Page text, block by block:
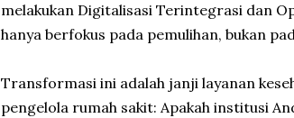
melakukan Digitalisasi Terintegrasi dan
hanya berfokus pada pemulihan, bukan
Transformasi ini adalah janji layanan
pengelola rumah sakit: Apakah institusi